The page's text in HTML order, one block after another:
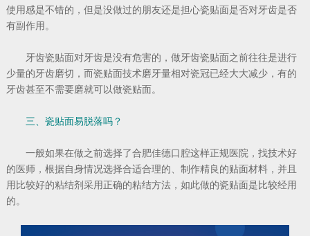
使用感是不错的，但是没做过的朋友还是担心瓷贴面是否对牙齿是否
有副作用。
牙齿瓷贴面对牙齿是没有危害的，做牙齿瓷贴面之前往往是进行
少量的牙齿磨切，而瓷贴面技术磨牙量相对瓷冠已经大大减少，有的
牙齿甚至不需要磨就可以做瓷贴面。
三、瓷贴面易脱落吗？
一般如果在做之前选择了合肥佳德口腔这样正规医院，找技术好
的医师，根据自身情况选择合适合理的、制作精良的贴面材料，并且
用比较好的粘结剂采用正确的粘结方法，如此做的瓷贴面是比较经用
的。